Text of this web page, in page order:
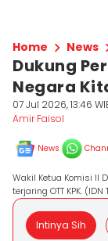
Home News
Dukung
Negara
07 Jul 2026, 13:46
Amir Faisol
News
Wakil Ketua Komisi II
terjaring OTT KPK.
Intinya Sih